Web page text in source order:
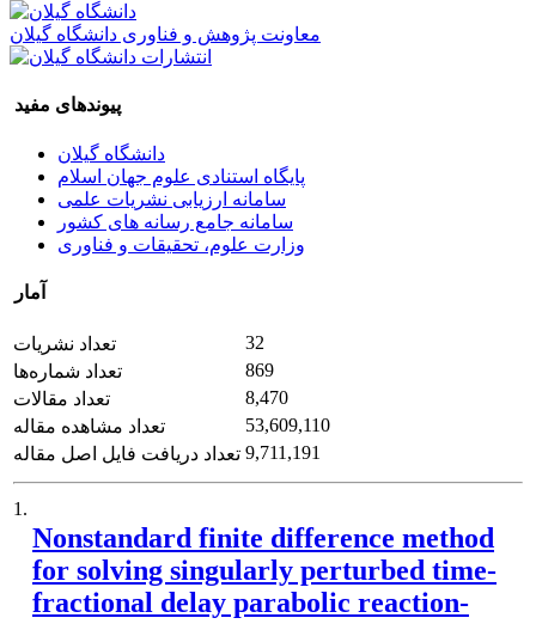
معاونت پژوهش و فناوری دانشگاه گیلان
پیوندهای مفید
دانشگاه گیلان
پایگاه استنادی علوم جهان اسلام
سامانه ارزیابی نشریات علمی
سامانه جامع رسانه های کشور
وزارت علوم، تحقیقات و فناوری
آمار
تعداد نشریات
32
تعداد شماره‌ها
869
تعداد مقالات
8,470
تعداد مشاهده مقاله
53,609,110
تعداد دریافت فایل اصل مقاله 9,711,191
1.
Nonstandard finite difference method
for solving singularly perturbed time-
fractional delay parabolic reaction-